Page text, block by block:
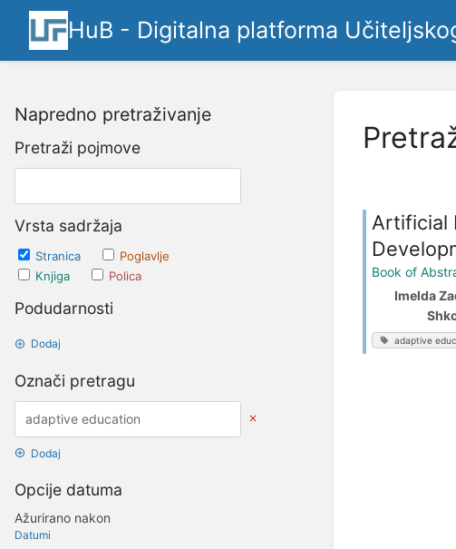
HuB - Digitalna platforma
Napredno pretraživanje
Pretraži pojmove
Vrsta sadržaja
Stranica
Poglavlje
Knjiga
Polica
Podudarnosti
Dodaj
Označi pretragu
Dodaj
Opcije datuma
Ažurirano nakon
Datumi
Artificial
Book of
Imelda
adaptive